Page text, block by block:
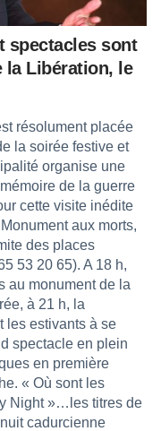
spectacles sont
la Libération, le
résolument placée
la soirée festive et
organise une
de la guerre
cette visite inédite
aux morts,
des places
53 20 65). A 18 h,
au monument de la
à 21 h, la
les estivants à se
spectacle en plein
en première
« Où sont les
Night »…les titres de
cadurcienne